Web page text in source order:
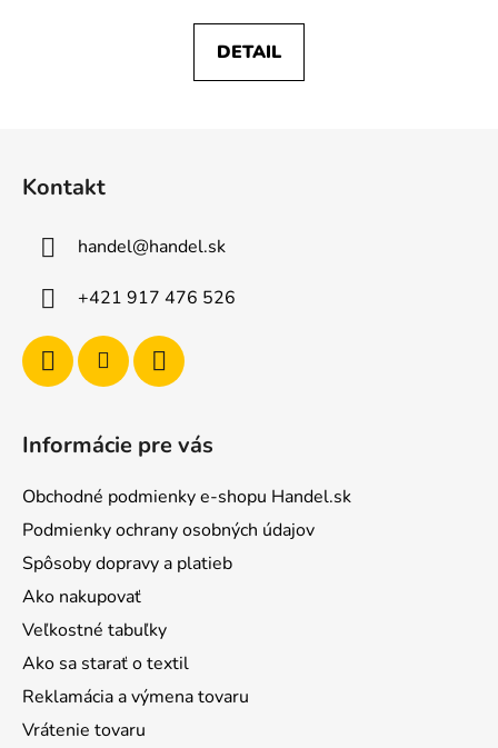
DETAIL
Kontakt
handel@handel.sk
+421 917 476 526
Informácie pre vás
Obchodné podmienky e-shopu Handel.sk
Podmienky ochrany osobných údajov
Spôsoby dopravy a platieb
Ako nakupovať
Veľkostné tabuľky
Ako sa starať o textil
Reklamácia a výmena tovaru
Vrátenie tovaru